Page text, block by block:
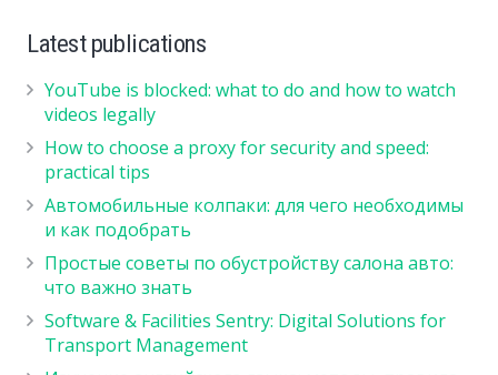
Latest publications
YouTube is blocked: what to do and how to watch
videos legally
How to choose a proxy for security and speed:
practical tips
Автомобильные колпаки: для чего необходимы
и как подобрать
Простые советы по обустройству салона авто:
что важно знать
Software & Facilities Sentry: Digital Solutions for
Transport Management